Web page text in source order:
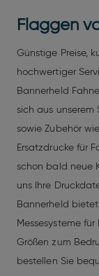
Flaggen
Günstige Preise,
hochwertiger
Bannerheld
sich aus
sowie Zubehör
Ersatzdrucke für
schon bald neue
uns Ihre
Bannerheld
Messesysteme
Größen zum
bestellen Sie